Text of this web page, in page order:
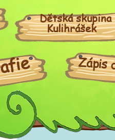
Kulihrášek
Dětská skupina
Zápis